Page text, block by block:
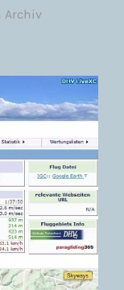
Archiv